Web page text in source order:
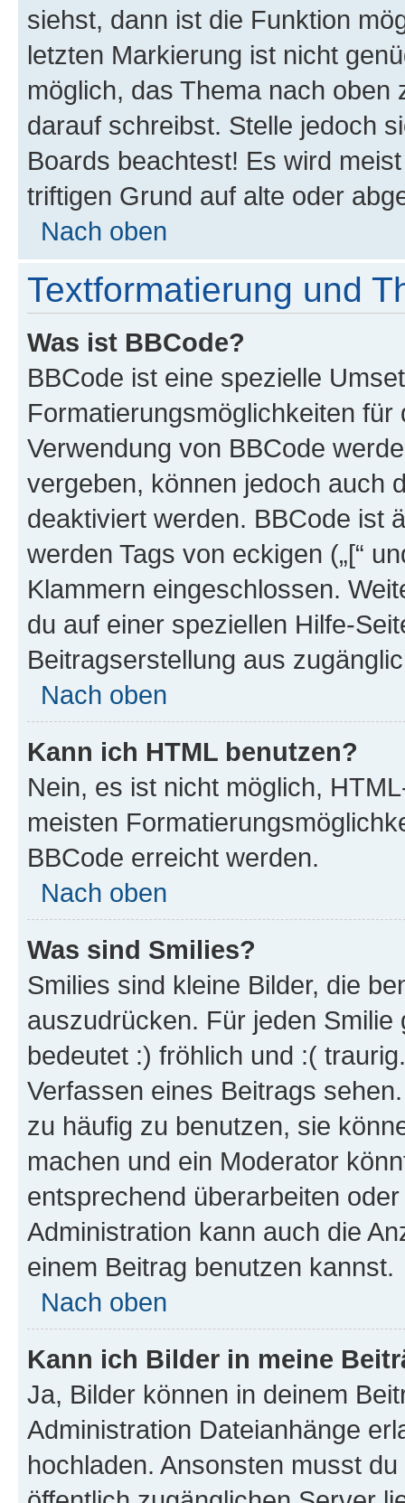
siehst, dann ist die Funktion
letzten Markierung ist nicht
möglich, das Thema nach oben
darauf schreibst. Stelle jedoch
Boards beachtest! Es wird
triftigen Grund auf alte oder
Nach oben
Textformatierung und
Was ist BBCode?
BBCode ist eine spezielle
Formatierungsmöglichkeiten
Verwendung von BBCode
vergeben, können jedoch auch
deaktiviert werden. BBCode ist
werden Tags von eckigen („[“
Klammern eingeschlossen.
du auf einer speziellen Hilfe-
Beitragserstellung aus
Nach oben
Kann ich HTML benutzen?
Nein, es ist nicht möglich,
meisten
BBCode erreicht werden.
Nach oben
Was sind Smilies?
Smilies sind kleine Bilder, die
auszudrücken. Für jeden
bedeutet :) fröhlich und :(
Verfassen eines Beitrags
zu häufig zu benutzen, sie
machen und ein Moderator
entsprechend überarbeiten
Administration kann auch die
einem Beitrag benutzen kannst.
Nach oben
Kann ich Bilder in meine
Ja, Bilder können in deinem
Administration Dateianhänge
hochladen. Ansonsten musst